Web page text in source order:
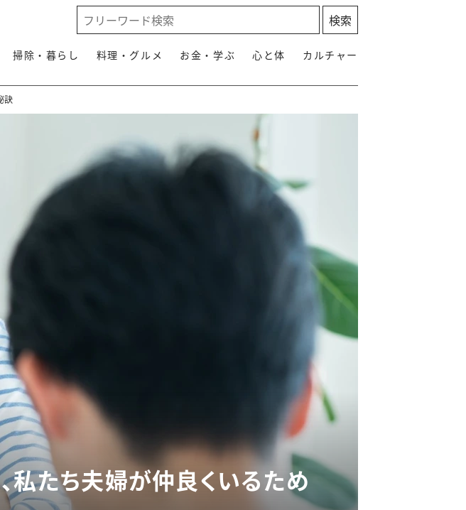
掃除・暮らし 料理・グルメ お金・学ぶ 心と体 カルチャー
訣
私たち夫婦が仲良くいるため